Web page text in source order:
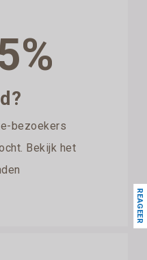
bezoekers
Bekijk het
REAGEER